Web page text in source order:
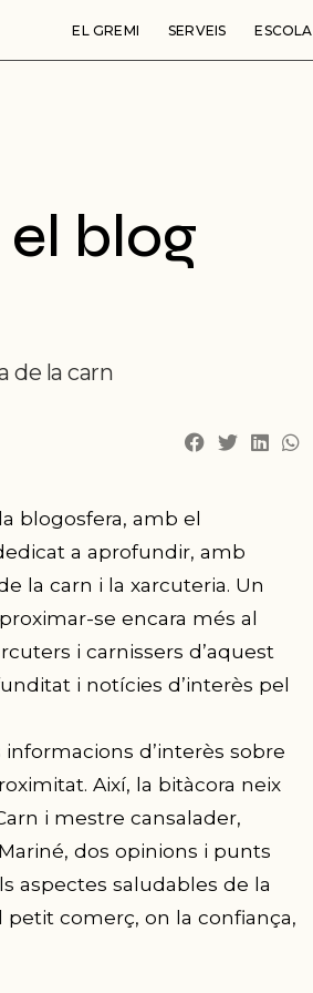
EL GREMI SERVEIS ESCOLA
blog
de la carn
blogosfera, amb el
a aprofundir, amb
la carn i la xarcuteria. Un
se encara més al
i carnissers d’aquest
i notícies d’interès pel
d’interès sobre
Així, la bitàcora neix
i mestre cansalader,
dos opinions i punts
aspectes saludables de la
petit comerç, on la confiança,